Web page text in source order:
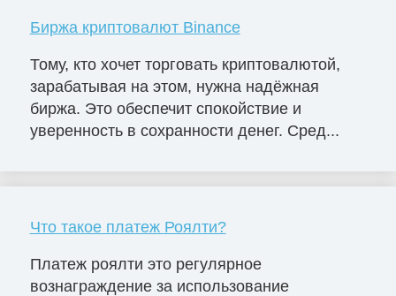
Биржа криптовалют Binance
Тому, кто хочет торговать криптовалютой,
зарабатывая на этом, нужна надёжная
биржа. Это обеспечит спокойствие и
уверенность в сохранности денег. Сред...
Что такое платеж Роялти?
Платеж роялти это регулярное
вознаграждение за использование